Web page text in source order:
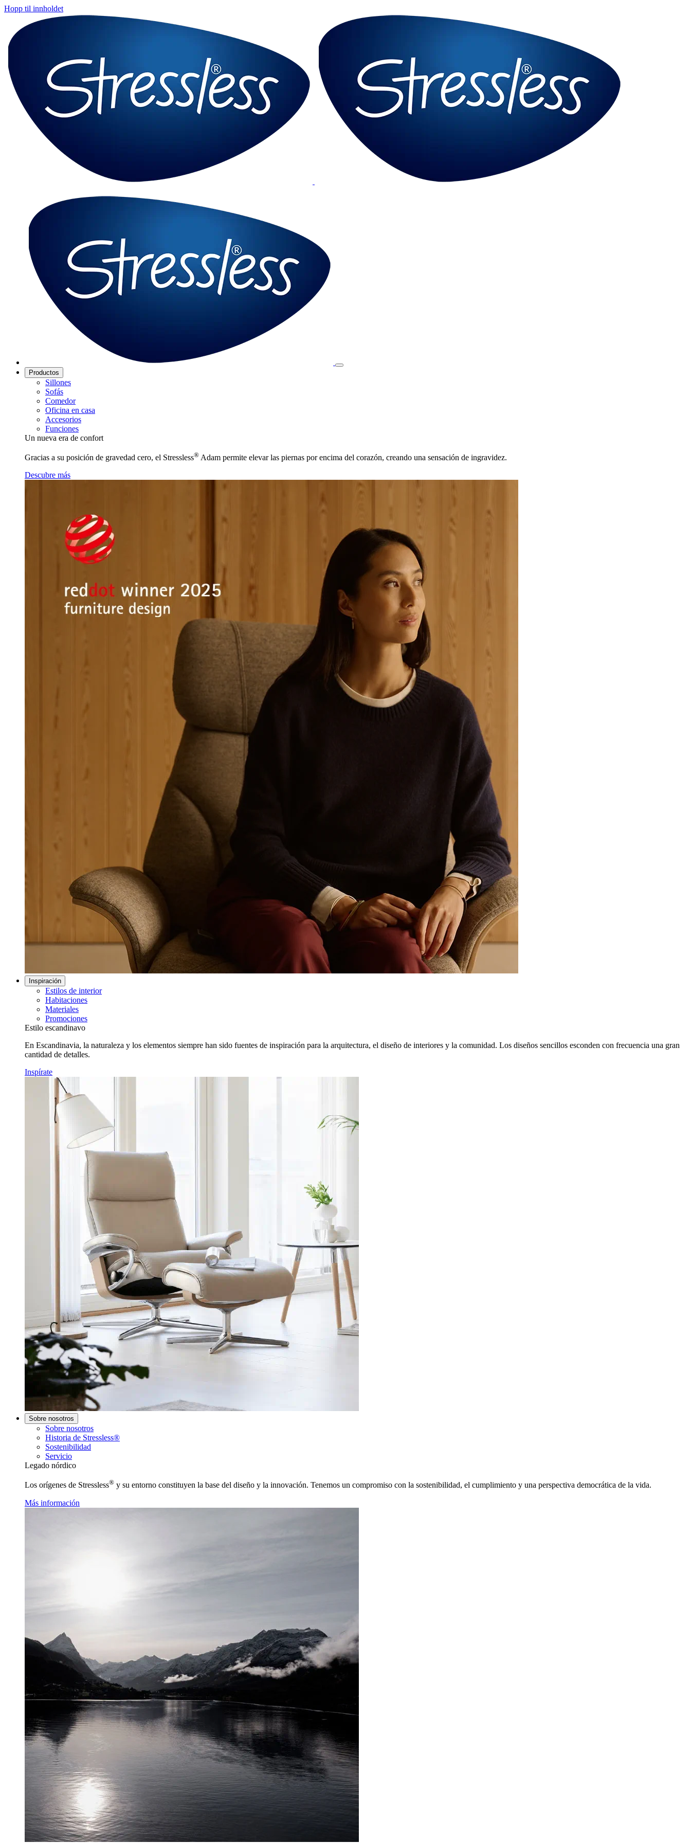
Hopp til innholdet
Productos
Sillones
Sofás
Comedor
Oficina en casa
Accesorios
Funciones
Un nueva era de confort
Gracias a su posición de gravedad cero, el Stressless® Adam permite elevar las piernas por encima del corazón, creando una sensación de ingravidez.
Descubre más
Inspiración
Estilos de interior
Habitaciones
Materiales
Promociones
Estilo escandinavo
En Escandinavia, la naturaleza y los elementos siempre han sido fuentes de inspiración para la arquitectura, el diseño de interiores y la comunidad. Los diseños sencillos esconden con frecuencia una gran
cantidad de detalles.
Inspírate
Sobre nosotros
Sobre nosotros
Historia de Stressless®
Sostenibilidad
Servicio
Legado nórdico
Los orígenes de Stressless® y su entorno constituyen la base del diseño y la innovación. Tenemos un compromiso con la sostenibilidad, el cumplimiento y una perspectiva democrática de la vida.
Más información